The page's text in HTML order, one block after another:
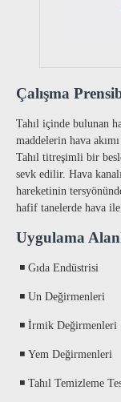
Çalışma
Tahıl içinde bulunan
maddelerin hava
Tahıl titreşimli bir
sevk edilir. Hava
hareketinin
hafif tanelerde hava
Uygulama
◾ Gıda Endüstrisi
◾ Un Değirmenleri
◾ İrmik Değirmenleri
◾ Yem Değirmenleri
◾ Tahıl Temizleme